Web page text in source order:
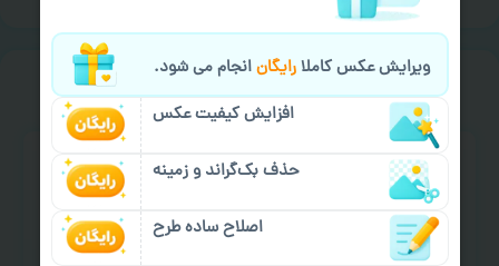
خیالت راحت ازسفارش گیری ویرایش عکس کاملارایگانانجام می شود.
افزایش کیفیت عکس
حذف بک‌گراند و زمینه
اصلاح ساده طرح